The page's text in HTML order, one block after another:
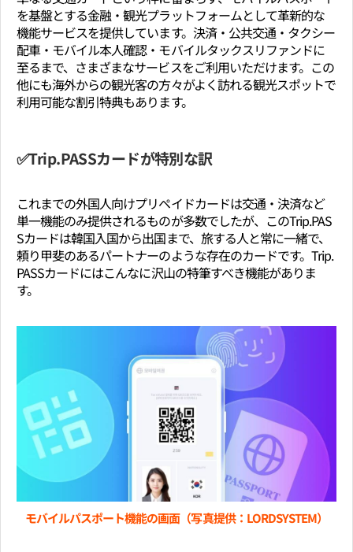
を基盤とする金融・観光プラットフォームとして革新的な
機能サービスを提供しています。決済・公共交通・タクシー
配車・モバイル本人確認・モバイルタックスリファンドに
至るまで、さまざまなサービスをご利用いただけます。この
他にも海外からの観光客の方々がよく訪れる観光スポットで
利用可能な割引特典もあります。
✅Trip.PASSカードが特別な訳
これまでの外国人向けプリペイドカードは交通・決済など
単一機能のみ提供されるものが多数でしたが、このTrip.PAS
Sカードは韓国入国から出国まで、旅する人と常に一緒で、
頼り甲斐のあるパートナーのような存在のカードです。Trip.
PASSカードにはこんなに沢山の特筆すべき機能がありま
す。
モバイルパスポート機能の画面（写真提供：LORDSYSTEM）